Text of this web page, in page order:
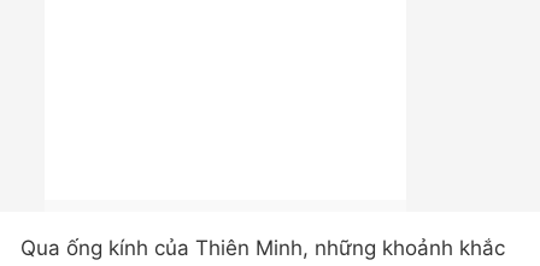
Qua ống kính của Thiên Minh, những khoảnh khắc